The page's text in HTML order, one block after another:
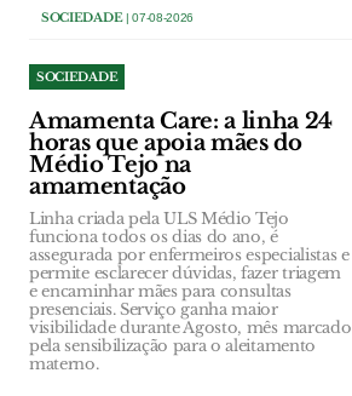
SOCIEDADE| 07-08-2026
SOCIEDADE
Amamenta Care: a linha 24
horas que apoia mães do
Médio Tejo na
amamentação
Linha criada pela ULS Médio Tejo
funciona todos os dias do ano, é
assegurada por enfermeiros especialistas e
permite esclarecer dúvidas, fazer triagem
e encaminhar mães para consultas
presenciais. Serviço ganha maior
visibilidade durante Agosto, mês marcado
pela sensibilização para o aleitamento
materno.